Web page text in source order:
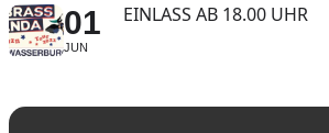
01
JUN
EINLASS AB 18.00 UHR